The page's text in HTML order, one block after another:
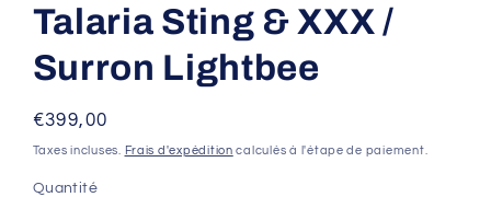
Talaria Sting & XXX /
Surron Lightbee
Prix
habituel
€399,00
Taxes incluses. Frais d'expédition calculés à l'étape de paiement.
Quantité